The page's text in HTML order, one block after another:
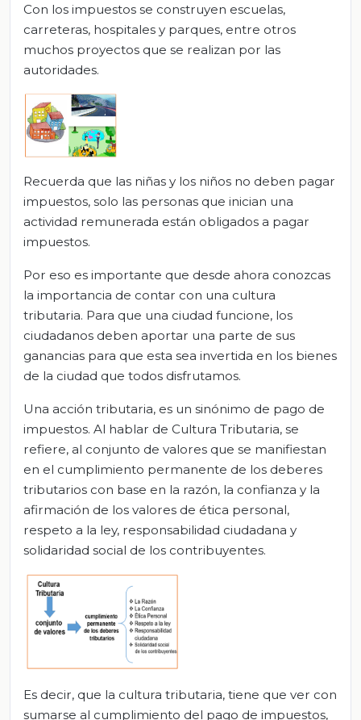
Con los impuestos se construyen escuelas,
carreteras, hospitales y parques, entre otros
muchos proyectos que se realizan por las
autoridades.
Recuerda que las niñas y los niños no deben pagar
impuestos, solo las personas que inician una
actividad remunerada están obligados a pagar
impuestos.
Por eso es importante que desde ahora conozcas
la importancia de contar con una cultura
tributaria. Para que una ciudad funcione, los
ciudadanos deben aportar una parte de sus
ganancias para que esta sea invertida en los bienes
de la ciudad que todos disfrutamos.
Una acción tributaria, es un sinónimo de pago de
impuestos. Al hablar de Cultura Tributaria, se
refiere, al conjunto de valores que se manifiestan
en el cumplimiento permanente de los deberes
tributarios con base en la razón, la confianza y la
afirmación de los valores de ética personal,
respeto a la ley, responsabilidad ciudadana y
solidaridad social de los contribuyentes.
Es decir, que la cultura tributaria, tiene que ver con
sumarse al cumplimiento del pago de impuestos,